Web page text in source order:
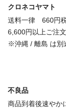
クロネコヤマト
送料一律 660円
6,600円以上ご注
※沖縄 / 離島 は別
不良品
商品到着後速やか